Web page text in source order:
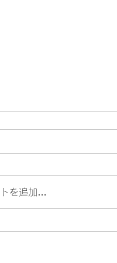
王子まつり』8月7日
を追加…